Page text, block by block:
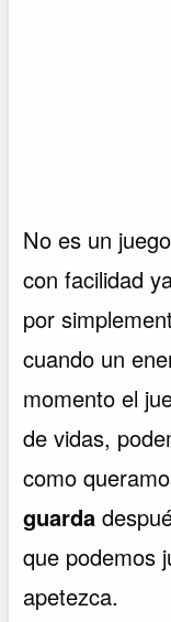
No es un
con facilidad
por
cuando un
momento el
de vidas,
como
guarda
que podemos
apetezca.